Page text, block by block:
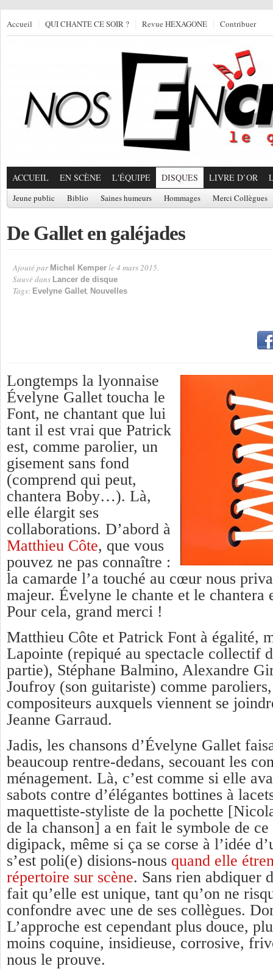
Accueil QUI CHANTE CE SOIR ? Revue HEXAGONE Contribuer
ACCUEIL EN SCÈNE L'ÉQUIPE DISQUES LIVRE D’OR
Jeune public Biblio Saines humeurs Hommages Merci Collègues
De Gallet en galéjades
Ajouté par Michel Kemper le 4 mars 2015.
Sauvé dans Lancer de disque
Tags: Evelyne Gallet, Nouvelles
Longtemps la lyonnaise
Évelyne Gallet toucha le
Font, ne chantant que lui
tant il est vrai que Patrick
est, comme parolier, un
gisement sans fond
(comprend qui peut,
chantera Boby…). Là,
elle élargit ses
collaborations. D’abord à
Matthieu Côte, que vous
pouvez ne pas connaître :
la camarde l’a touché au cœur nous
majeur. Évelyne le chante et le chantera
Pour cela, grand merci !
Matthieu Côte et Patrick Font à égalité,
Lapointe (repiqué au spectacle collectif
partie), Stéphane Balmino, Alexandre
Joufroy (son guitariste) comme
compositeurs auxquels viennent se
Jeanne Garraud.
Jadis, les chansons d’Évelyne Gallet
beaucoup rentre-dedans, secouant les
ménagement. Là, c’est comme si elle
sabots contre d’élégantes bottines à
maquettiste-styliste de la pochette
de la chanson] a en fait le symbole de
digipack, même si ça se corse à l’idée
s’est poli(e) disions-nous quand elle
répertoire sur scène. Sans rien abdiquer
fait qu’elle est unique, tant qu’on ne
confondre avec une de ses collègues.
L’approche est cependant plus douce,
moins coquine, insidieuse, corrosive,
nous le prouve.